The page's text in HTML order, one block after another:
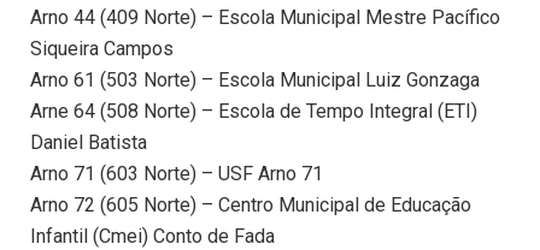
Arno 44 (409 Norte) – Escola Municipal Mestre Pacífico
Siqueira Campos
Arno 61 (503 Norte) – Escola Municipal Luiz Gonzaga
Arne 64 (508 Norte) – Escola de Tempo Integral (ETI)
Daniel Batista
Arno 71 (603 Norte) – USF Arno 71
Arno 72 (605 Norte) – Centro Municipal de Educação
Infantil (Cmei) Conto de Fada